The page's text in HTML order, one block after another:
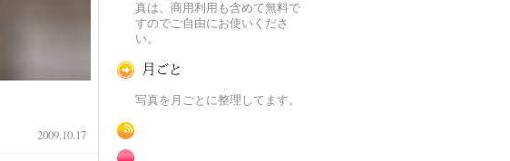
2009.10.17
真は、商用利用も含めて無料で
すのでご自由にお使いくださ
い。
写真を月ごとに整理してます。
RSS